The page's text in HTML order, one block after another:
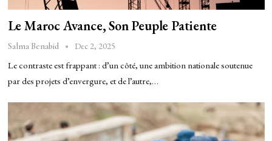
Le Maroc Avance, Son Peuple Patiente
Salma Benabid Dec 2, 2025
Le contraste est frappant : d’un côté, une ambition nationale soutenue
par des projets d’envergure, et de l’autre,…